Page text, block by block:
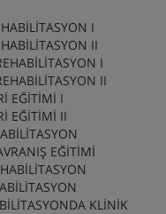
I
II
I
II
EĞİTİMİ I
EĞİTİMİ II
EĞİTİMİ
KLİNİK